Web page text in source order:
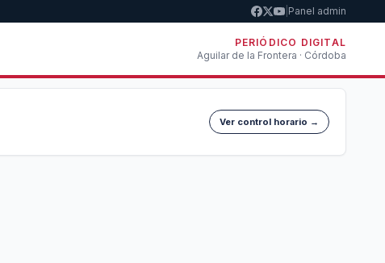
Panel admin
PERIÓDICO DIGITAL
Aguilar de la Frontera · Córdoba
Ver control horario →